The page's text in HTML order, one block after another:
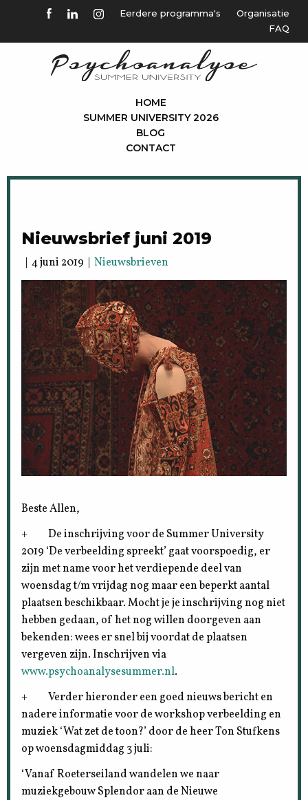
Eerdere programma's
Organisatie
FAQ
HOME
SUMMER UNIVERSITY 2026
BLOG
CONTACT
Nieuwsbrief juni 2019
| 4 juni 2019 |Nieuwsbrieven
Beste Allen,
+ De inschrijving voor de Summer University
2019 ‘De verbeelding spreekt’ gaat voorspoedig, er
zijn met name voor het verdiepende deel van
woensdag t/m vrijdag nog maar een beperkt aantal
plaatsen beschikbaar. Mocht je je inschrijving nog niet
hebben gedaan, of het nog willen doorgeven aan
bekenden: wees er snel bij voordat de plaatsen
vergeven zijn. Inschrijven via
www.psychoanalysesummer.nl.
+ Verder hieronder een goed nieuws bericht en
nadere informatie voor de workshop verbeelding en
muziek ‘Wat zet de toon?’ door de heer Ton Stufkens
op woensdagmiddag 3 juli:
‘Vanaf Roeterseiland wandelen we naar
muziekgebouw Splendor aan de Nieuwe